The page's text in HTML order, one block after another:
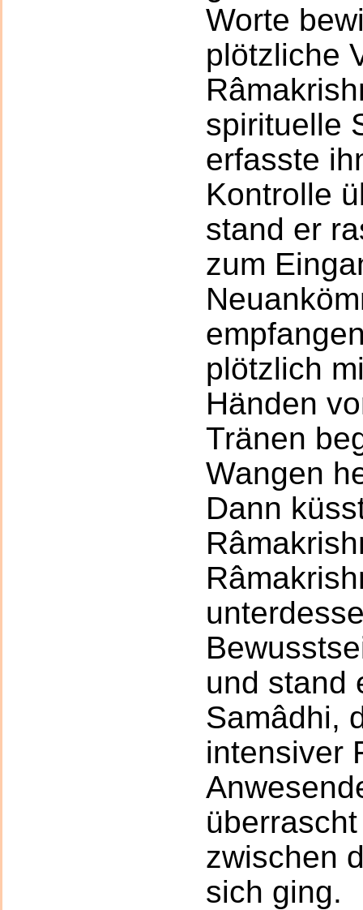
Worte
plötzliche
spirituelle
erfasste
Kontrolle
stand er
zum
plötzlich
Händen
Tränen
Wangen
Dann
und stand
Samâdhi,
intensiver
zwischen
sich ging.